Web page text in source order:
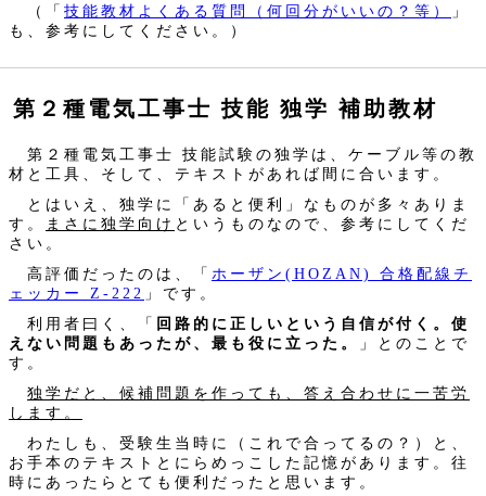
（「 技能教材よくある質問（何回分がいいの？等）
」
も、参考にしてください。）
第２種電気工事士 技能 独学 補助教材
第２種電気工事士 技能試験の独学は、ケーブル等の教
材と工具、そして、テキストがあれば間に合います。
とはいえ、独学に「あると便利」なものが多々ありま
す。
まさに独学向け というものなので、参考にしてくだ
さい。
高評価だったのは、「 ホーザン(HOZAN) 合格配線チ
ェッカー Z-222 」です。
利用者曰く、「 回路的に正しいという自信が付く。使
えない問題もあったが、最も役に立った。
」とのことで
す。
独学だと、候補問題を作っても、答え合わせに一苦労
します。
わたしも、受験生当時に（これで合ってるの？）と、
お手本のテキストとにらめっこした記憶があります。往
時にあったらとても便利だったと思います。